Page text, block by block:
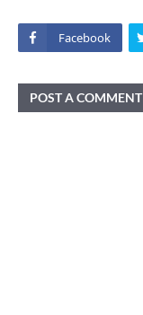
Facebook
POST A COMMENT